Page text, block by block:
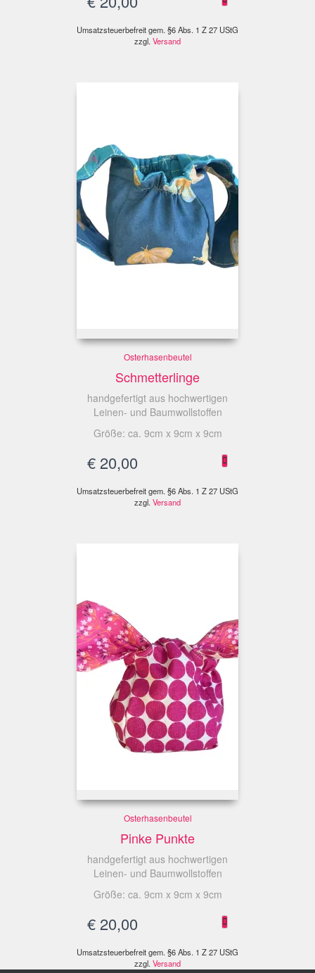
Umsatzsteuerbefreit gem. §6 Abs. 1 Z 27 UStG
zzgl. Versand
Osterhasenbeutel
Schmetterlinge
handgefertigt aus hochwertigen
Leinen- und Baumwollstoffen
Größe: ca. 9cm x 9cm x 9cm
€ 20,00
Umsatzsteuerbefreit gem. §6 Abs. 1 Z 27 UStG
zzgl. Versand
Osterhasenbeutel
Pinke Punkte
handgefertigt aus hochwertigen
Leinen- und Baumwollstoffen
Größe: ca. 9cm x 9cm x 9cm
€ 20,00
Umsatzsteuerbefreit gem. §6 Abs. 1 Z 27 UStG
zzgl. Versand